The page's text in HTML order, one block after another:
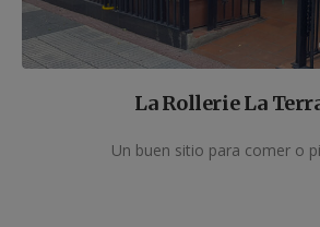
La Rollerie La
Un buen sitio para comer o